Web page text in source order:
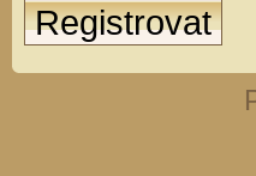
Registrovat